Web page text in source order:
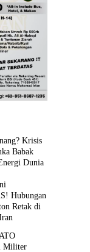
Krisis
Babak
Dunia
Hubungan
Retak di
Militer